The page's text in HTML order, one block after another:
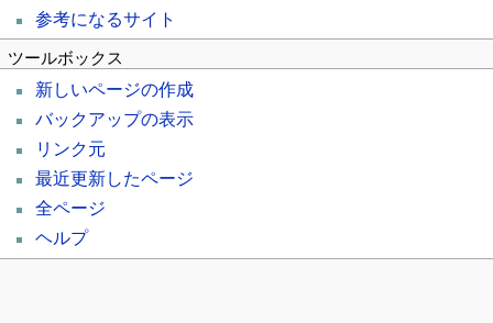
参考になるサイト
ツールボックス
新しいページの作成
バックアップの表示
リンク元
最近更新したページ
全ページ
ヘルプ